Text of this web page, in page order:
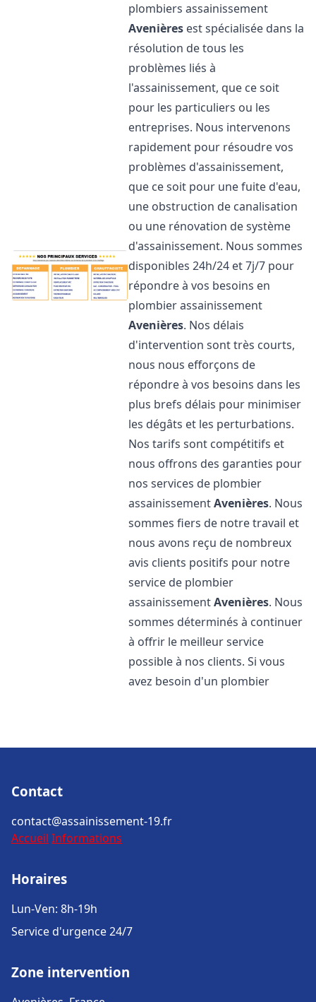
plombiers assainissement
Avenières est spécialisée dans la
résolution de tous les
problèmes liés à
l'assainissement, que ce soit
pour les particuliers ou les
entreprises. Nous intervenons
rapidement pour résoudre vos
problèmes d'assainissement,
que ce soit pour une fuite d'eau,
une obstruction de canalisation
ou une rénovation de système
d'assainissement. Nous sommes
disponibles 24h/24 et 7j/7 pour
répondre à vos besoins en
plombier assainissement
Avenières. Nos délais
d'intervention sont très courts,
nous nous efforçons de
répondre à vos besoins dans les
plus brefs délais pour minimiser
les dégâts et les perturbations.
Nos tarifs sont compétitifs et
nous offrons des garanties pour
nos services de plombier
assainissementAvenières. Nous
sommes fiers de notre travail et
nous avons reçu de nombreux
avis clients positifs pour notre
service de plombier
assainissementAvenières. Nous
sommes déterminés à continuer
à offrir le meilleur service
possible à nos clients. Si vous
avez besoin d'un plombier
Contact
contact@assainissement-19.fr
Accueil Informations
Horaires
Lun-Ven: 8h-19h
Service d'urgence 24/7
Zone intervention